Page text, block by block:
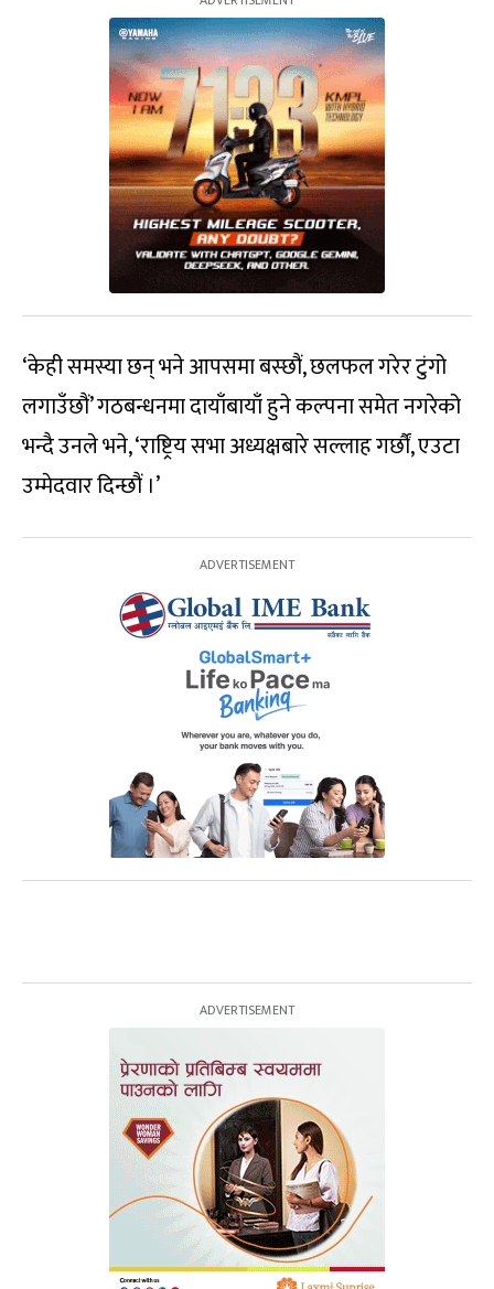
‘केही समस्या छन् भने आपसमा बस्छौं, छलफल गरेर टुंगो
लगाउँछौं’ गठबन्धनमा दायाँबायाँ हुने कल्पना समेत नगरेको
भन्दै उनले भने, ‘राष्ट्रिय सभा अध्यक्षबारे सल्लाह गर्छौं, एउटा
उम्मेदवार दिन्छौं ।’